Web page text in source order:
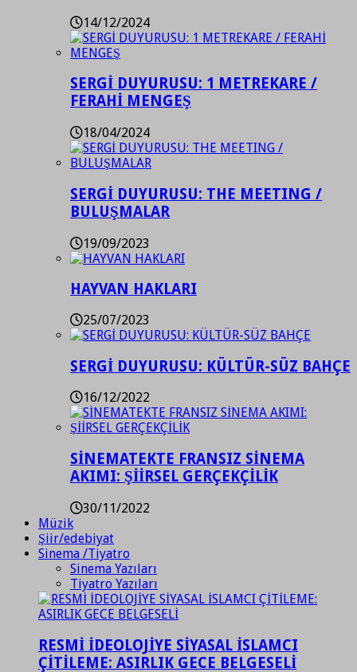
14/12/2024
SERGİ DUYURUSU: 1 METREKARE /
FERAHİ MENGEŞ
18/04/2024
SERGİ DUYURUSU: THE MEETING /
BULUŞMALAR
19/09/2023
HAYVAN HAKLARI
25/07/2023
SERGİ DUYURUSU: KÜLTÜR-SÜZ BAHÇE
16/12/2022
SİNEMATEKTE FRANSIZ SİNEMA
AKIMI: ŞİİRSEL GERÇEKÇİLİK
30/11/2022
Müzik
Şiir/edebiyat
Sinema /Tiyatro
Sinema Yazıları
Tiyatro Yazıları
RESMİ İDEOLOJİYE SİYASAL İSLAMCI
ÇİTİLEME: ASIRLIK GECE BELGESELİ